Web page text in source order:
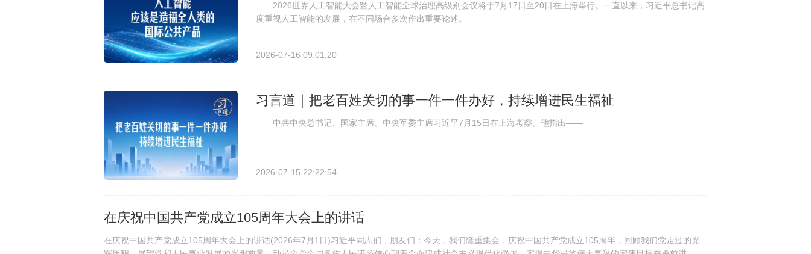
2026世界人工智能大会暨人工智能全球治理高级别会议将于7月17日至20日在上海举行。一直以来，习近平总书记高
度重视人工智能的发展，在不同场合多次作出重要论述。
2026-07-16 09:01:20
习言道｜把老百姓关切的事一件一件办好，持续增进民生福祉
中共中央总书记、国家主席、中央军委主席习近平7月15日在上海考察。他指出——
2026-07-15 22:22:54
在庆祝中国共产党成立105周年大会上的讲话
在庆祝中国共产党成立105周年大会上的讲话(2026年7月1日)习近平同志们，朋友们：今天，我们隆重集会，庆祝中国共产党成立105周年，回顾我们党走过的光